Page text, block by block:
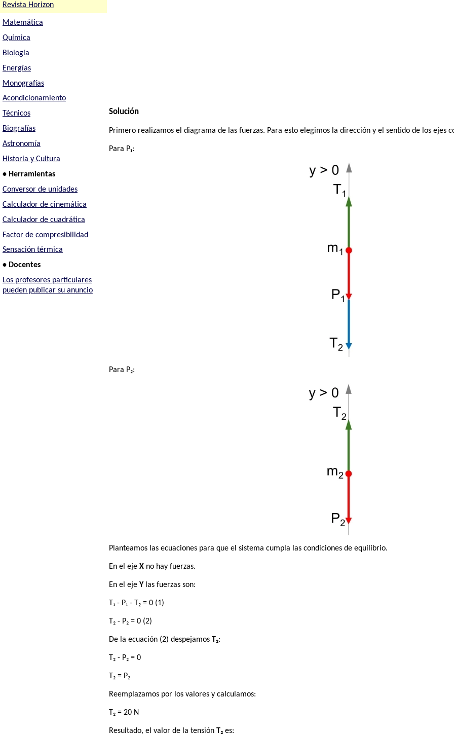
Revista Horizon
Matemática
Química
Biología
Energías
Monografías
Acondicionamiento
Técnicos
Biografías
Astronomía
Historia y Cultura
• Herramientas
Conversor de unidades
Calculador de cinemática
Calculador de cuadrática
Factor de compresibilidad
Sensación térmica
• Docentes
Los profesores particulares
pueden publicar su anuncio
Solución
Primero realizamos el diagrama de las fuerzas. Para esto elegimos la dirección y el sentido de los ejes
Para P₁:
Para P₂:
Planteamos las ecuaciones para que el sistema cumpla las condiciones de equilibrio.
En el ejeX no hay fuerzas.
En el ejeY las fuerzas son:
T₁ - P₁ - T₂ = 0 (1)
T₂ - P₂ = 0 (2)
De la ecuación (2) despejamosT₂:
T₂ - P₂ = 0
T₂ = P₂
Reemplazamos por los valores y calculamos:
T₂ = 20 N
Resultado, el valor de la tensiónT₂ es: